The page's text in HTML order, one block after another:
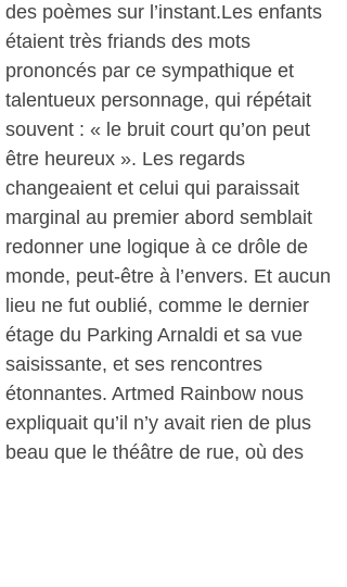
des poèmes sur l’instant.Les enfants
étaient très friands des mots
prononcés par ce sympathique et
talentueux personnage, qui répétait
souvent : « le bruit court qu’on peut
être heureux ». Les regards
changeaient et celui qui paraissait
marginal au premier abord semblait
redonner une logique à ce drôle de
monde, peut-être à l’envers. Et aucun
lieu ne fut oublié, comme le dernier
étage du Parking Arnaldi et sa vue
saisissante, et ses rencontres
étonnantes. Artmed Rainbow nous
expliquait qu’il n’y avait rien de plus
beau que le théâtre de rue, où des